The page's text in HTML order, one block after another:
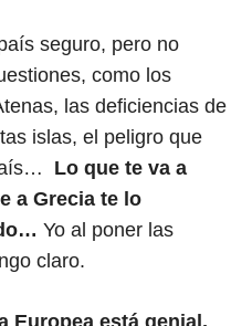
seguro, pero no
como los
las deficiencias de
islas, el peligro que
Lo que te va a
a Grecia te lo
Yo al poner las
claro.